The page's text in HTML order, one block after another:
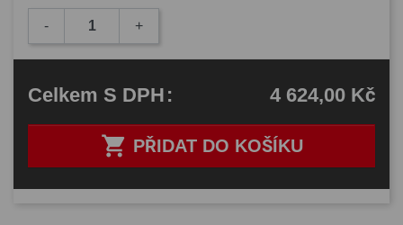
- +
 PŘIDAT DO KOŠÍKU
Celkem S DPH: 4 624,00 Kč